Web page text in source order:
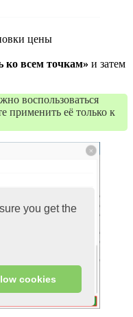
you get the
cookies
цены
ко всем точкам» и затем
воспользоваться
применить её только к